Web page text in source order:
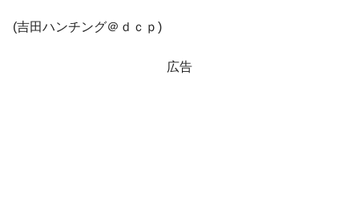
(吉田ハンチング＠ｄｃｐ)
広告